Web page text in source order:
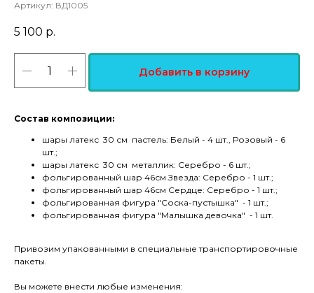
Артикул: ВД1005
5 100 р.
Добавить в корзину
Состав композиции:
шары латекс 30 см пастель: Белый - 4 шт., Розовый - 6
шт.;
шары латекс 30 см металлик: Серебро - 6 шт.;
фольгированный шар 46см Звезда: Серебро - 1 шт.;
фольгированный шар 46см Сердце: Серебро - 1 шт.;
фольгированная фигура "Соска-пустышка" - 1 шт.;
фольгированная фигура "Малышка девочка" - 1 шт.
Привозим упакованными в специальные транспортировочные
пакеты.
Вы можете внести любые изменения: